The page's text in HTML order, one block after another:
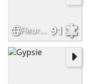
Fleurs jaunes 91